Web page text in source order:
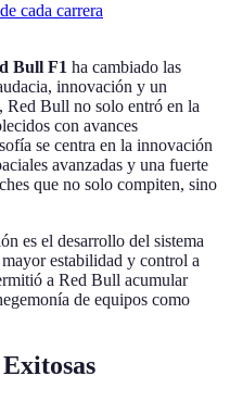
cada carrera
Bull F1 ha cambiado las
innovación y un
Red Bull no solo entró en la
con avances
se centra en la innovación
avanzadas y una fuerte
que no solo compiten, sino
es el desarrollo del sistema
estabilidad y control a
a Red Bull acumular
de equipos como